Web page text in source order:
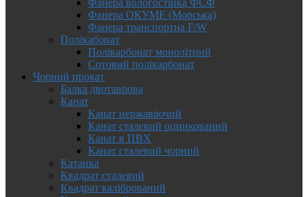
Фанера вологостійка ФСФ
Фанера ОКУМЕ (Морська)
Фанера транспортна F/W
Полікабонат
Полікарбонат монолітний
Сотовий полікарбонат
Чорний прокат
Балка двотаврова
Канат
Канат нержавіючий
Канат сталевий оцинкований
Канат в ПВХ
Канат сталевий чорний
Катанка
Квадрат сталевий
Квадрат калібрований